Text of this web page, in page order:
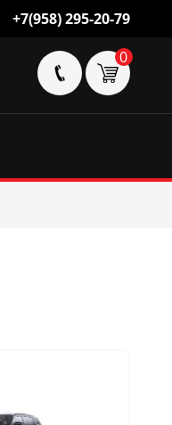
+7(958) 295-20-79
0